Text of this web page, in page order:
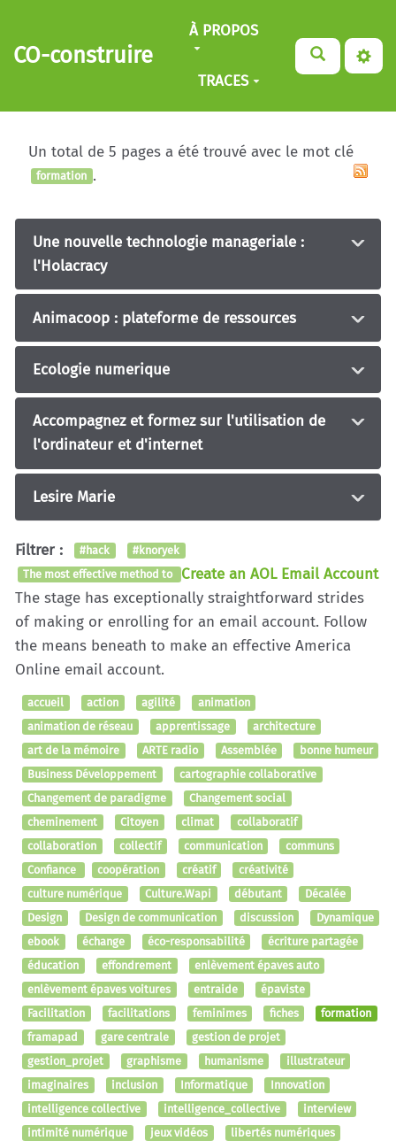
Aller au contenu principal
CO-construire
À PROPOS
TRACES
Un total de 5 pages a été trouvé avec le mot clé
formation .
Une nouvelle technologie manageriale :
l'Holacracy
Animacoop : plateforme de ressources
Ecologie numerique
Accompagnez et formez sur l'utilisation de
l'ordinateur et d'internet
Lesire Marie
Filtrer : #hack
#knoryek
The most effective method to Create an AOL Email Account
The stage has exceptionally straightforward strides
of making or enrolling for an email account. Follow
the means beneath to make an effective America
Online email account.
accueil action agilité
animation
animation de réseau
apprentissage
architecture
art de la mémoire
ARTE radio Assemblée
bonne humeur
Business Développement
cartographie collaborative
Changement de paradigme
Changement social
cheminement
Citoyen climat
collaboratif
collaboration
collectif communication
communs
Confiance
coopération créatif
créativité
culture numérique
Culture.Wapi débutant
Décalée
Design
Design de communication discussion
Dynamique
ebook
échange éco-responsabilité
écriture partagée
éducation
effondrement
enlèvement épaves auto
enlèvement épaves voitures
entraide
épaviste
Facilitation
facilitations feminimes fiches
formation
framapad
gare centrale
gestion de projet
gestion_projet
graphisme humanisme
illustrateur
imaginaires
inclusion Informatique
Innovation
intelligence collective
intelligence_collective
interview
intimité numérique
jeux vidéos
libertés numériques